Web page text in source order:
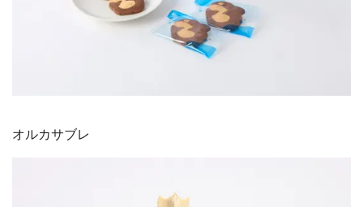
オルカサブレ